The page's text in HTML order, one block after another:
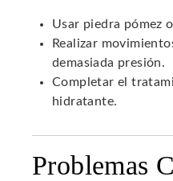
Usar piedra pómez
Realizar
demasiada presión.
Completar el
hidratante.
Problemas